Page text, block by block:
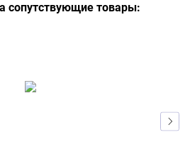
сопутствующие товары: